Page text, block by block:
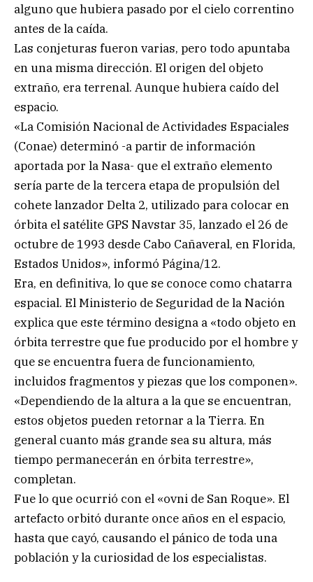
alguno que hubiera pasado por el cielo correntino
antes de la caída.
Las conjeturas fueron varias, pero todo apuntaba
en una misma dirección. El origen del objeto
extraño, era terrenal. Aunque hubiera caído del
espacio.
«La Comisión Nacional de Actividades Espaciales
(Conae) determinó -a partir de información
aportada por la Nasa- que el extraño elemento
sería parte de la tercera etapa de propulsión del
cohete lanzador Delta 2, utilizado para colocar en
órbita el satélite GPS Navstar 35, lanzado el 26 de
octubre de 1993 desde Cabo Cañaveral, en Florida,
Estados Unidos», informó Página/12.
Era, en definitiva, lo que se conoce como chatarra
espacial. El Ministerio de Seguridad de la Nación
explica que este término designa a «todo objeto en
órbita terrestre que fue producido por el hombre y
que se encuentra fuera de funcionamiento,
incluidos fragmentos y piezas que los componen».
«Dependiendo de la altura a la que se encuentran,
estos objetos pueden retornar a la Tierra. En
general cuanto más grande sea su altura, más
tiempo permanecerán en órbita terrestre»,
completan.
Fue lo que ocurrió con el «ovni de San Roque». El
artefacto orbitó durante once años en el espacio,
hasta que cayó, causando el pánico de toda una
población y la curiosidad de los especialistas.